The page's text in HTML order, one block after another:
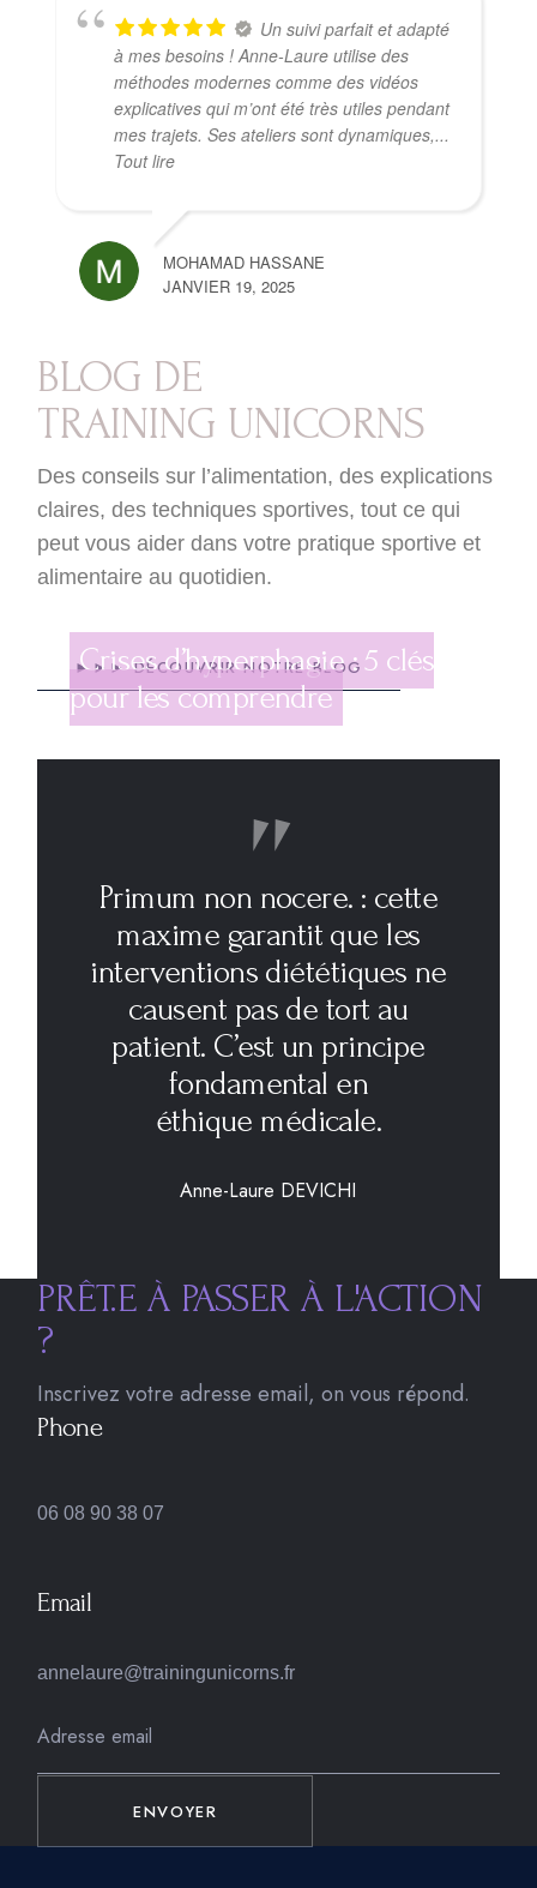
Un suivi parfait et adapté
à mes besoins ! Anne-Laure utilise des
méthodes modernes comme des vidéos
explicatives qui m’ont été très utiles pendant
mes trajets. Ses ateliers sont dynamiques,...
Tout lire
MOHAMAD HASSANE
JANVIER 19, 2025
BLOG DE
TRAINING UNICORNS
Des conseils sur l’alimentation, des explications
claires, des techniques sportives, tout ce qui
peut vous aider dans votre pratique sportive et
alimentaire au quotidien.
►►► DÉCOUVRIR NOTRE BLOG
Crises d’hyperphagie : 5 clés
pour les comprendre
Primum non nocere. : cette
maxime garantit que les
interventions diététiques ne
causent pas de tort au
patient. C’est un principe
fondamental en
éthique médicale.
Anne-Laure DEVICHI
PRÊT.E À PASSER À L'ACTION
?
Inscrivez votre adresse email, on vous répond.
Phone
06 08 90 38 07
Email
annelaure@trainingunicorns.fr
ENVOYER